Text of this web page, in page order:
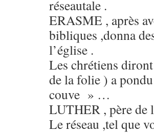
réseautale .
ERASME , après
bibliques ,donna
l’église .
Les chrétiens
de la folie ) a
couve » …
LUTHER , père de
Le réseau ,tel que